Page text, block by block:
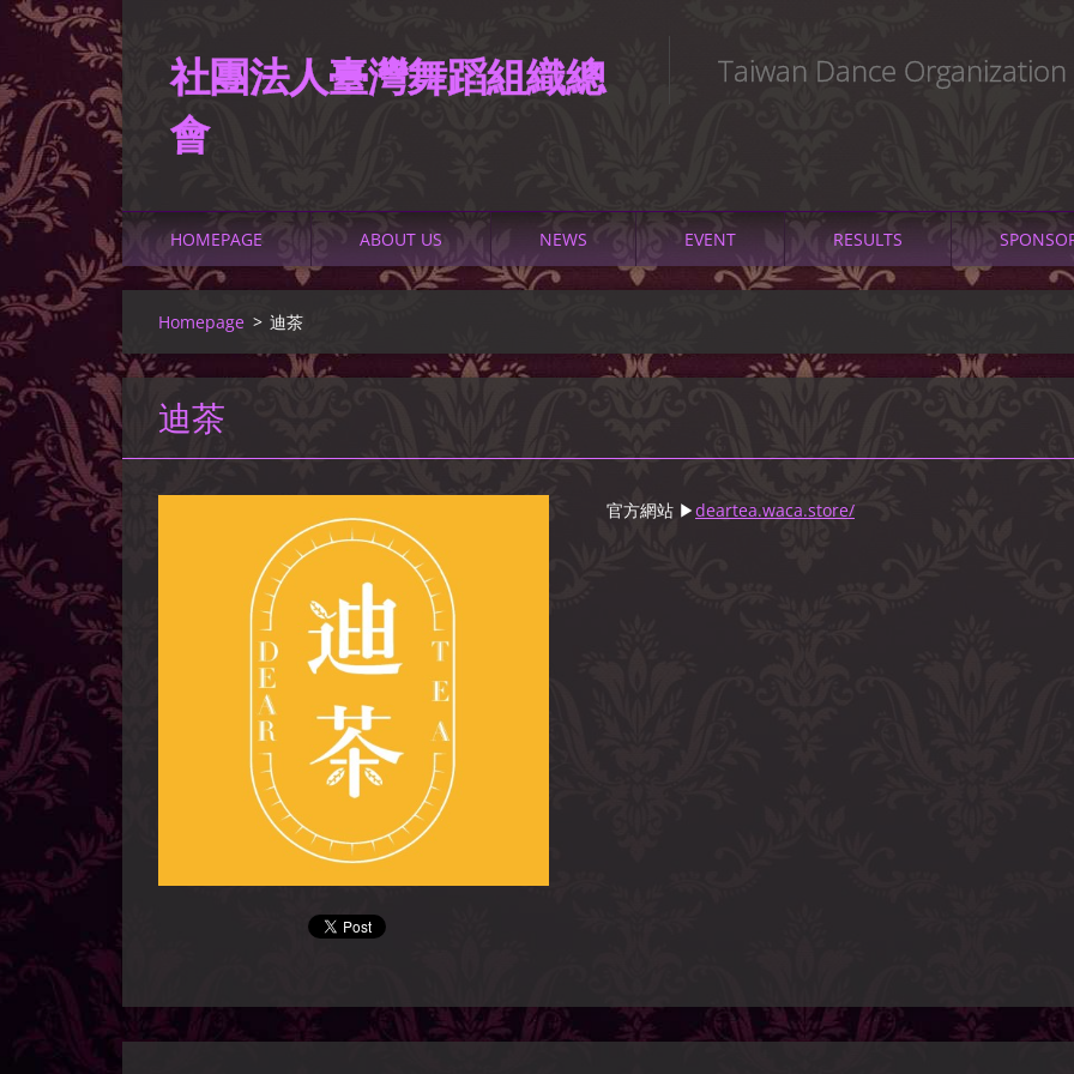
社團法人臺灣舞蹈組織總
會
Taiwan Dance Organization
HOMEPAGE ABOUT US NEWS EVENT RESULTS
Homepage > 迪茶
迪茶
官方網站 ▶deartea.waca.store/